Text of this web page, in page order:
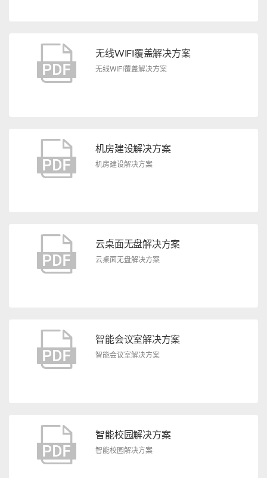
无线WIFI覆盖解决方案
无线WIFI覆盖解决方案
机房建设解决方案
机房建设解决方案
云桌面无盘解决方案
云桌面无盘解决方案
智能会议室解决方案
智能会议室解决方案
智能校园解决方案
智能校园解决方案